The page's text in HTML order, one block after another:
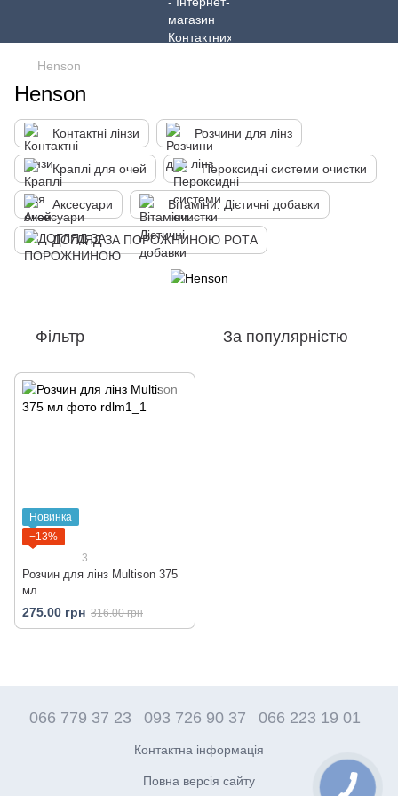
Henson
Henson
Контактні лінзи Розчини для лінз
Краплі для очей Пероксидні системи очистки
Аксесуари Вітаміни. Дієтичні добавки
ДОГЛЯД ЗА ПОРОЖНИНОЮ РОТА
Фільтр За популярністю
Новинка
−13%
3
Розчин для лінз Multison 375
мл
275.00 грн 316.00 грн
066 779 37 23 093 726 90 37 066 223 19 01
Контактна інформація
Повна версія сайту